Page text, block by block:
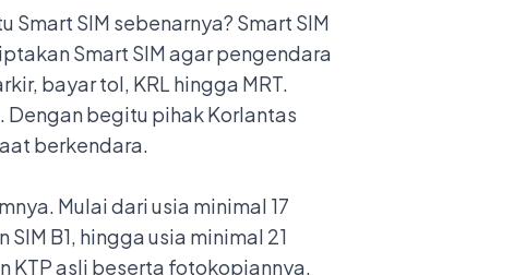
Smart SIM sebenarnya? Smart SIM
Smart SIM agar pengendara
bayar tol, KRL hingga MRT.
Dengan begitu pihak Korlantas
berkendara.
Mulai dari usia minimal 17
B1, hingga usia minimal 21
KTP asli beserta fotokopiannya,